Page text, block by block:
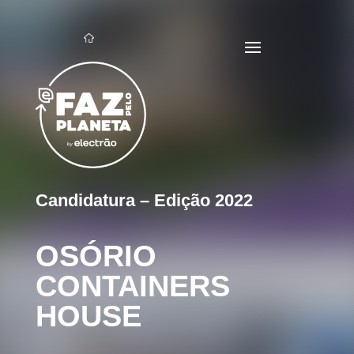
Candidatura – Edição 2022
OSÓRIO
CONTAINERS
HOUSE